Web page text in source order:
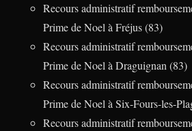
Recours administratif
Prime de Noel à Fréjus (83)
Recours administratif
Prime de Noel à Draguignan (83)
Recours administratif
Prime de Noel à Six-Fours-les-
Recours administratif